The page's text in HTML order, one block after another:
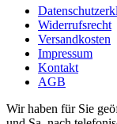
Widerrufsrecht
Versandkosten
Impressum
Kontakt
AGB
Wir haben für Sie